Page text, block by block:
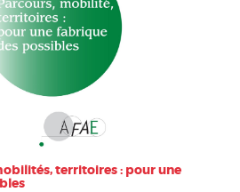
territoires : pour une